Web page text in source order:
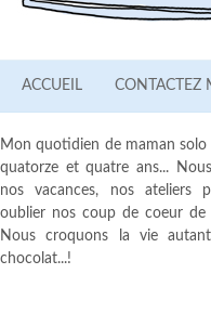
ACCUEIL CONTACTEZ
Mon quotidien de maman
quatorze et quatre ans...
nos vacances, nos ateliers
oublier nos coup de coeur de
Nous croquons la vie
chocolat...!